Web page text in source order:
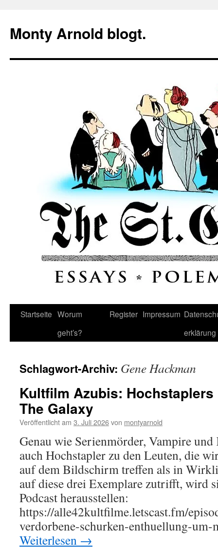
springen
Monty Arnold blogt.
Startseite Worum
geht’s?
Register Impressum
erklärung
Schlagwort-Archiv: Gene Hackman
Kultfilm Azubis:
The Galaxy
Veröffentlicht am 3. Juli 2026von montyarnold
Genau wie Serienmörder, Vampire
auch Hochstapler zu den Leuten, die
auf dem Bildschirm treffen als in
auf diese drei Exemplare zutrifft, wird
Podcast herausstellen:
https://alle42kultfilme.letscast.fm/
verdorbene-schurken-enthuellung-
Weiterlesen →